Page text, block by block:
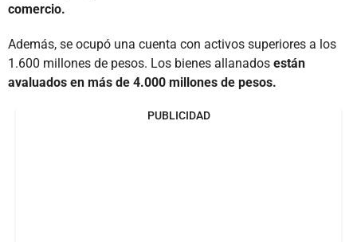
comercio.
Además, se ocupó una cuenta con activos superiores a los
1.600 millones de pesos. Los bienes allanados están
avaluados en más de 4.000 millones de pesos.
PUBLICIDAD